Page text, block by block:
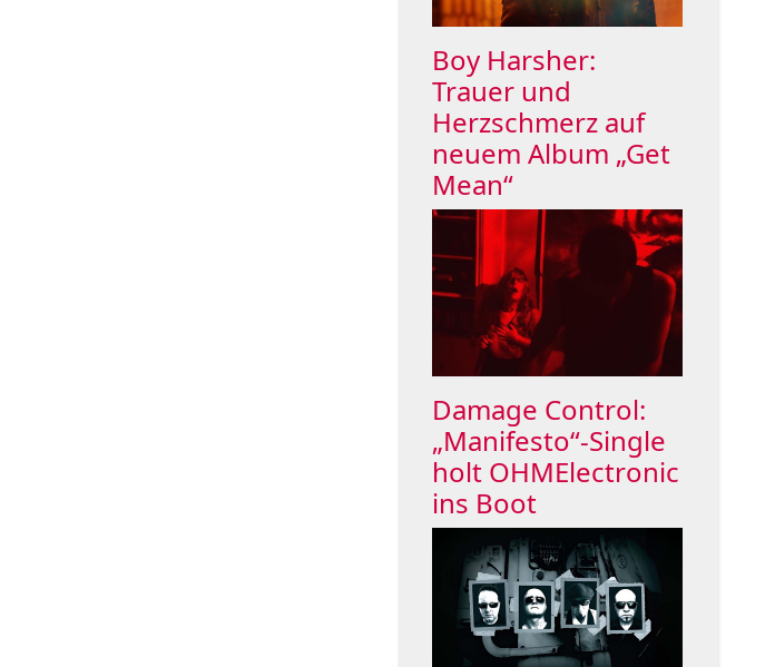
Boy Harsher:
Trauer und
Herzschmerz auf
neuem Album „Get
Mean“
Damage Control:
„Manifesto“-Single
holt OHMElectronic
ins Boot